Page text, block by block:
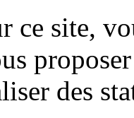
ce site,
des